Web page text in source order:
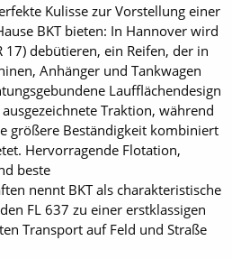
Kulisse zur Vorstellung einer
BKT bieten: In Hannover wird
17) debütieren, ein Reifen, der in
Anhänger und Tankwagen
Laufflächendesign
Traktion, während
größere Beständigkeit kombiniert
Hervorragende Flotation,
beste
nennt BKT als charakteristische
FL 637 zu einer erstklassigen
Transport auf Feld und Straße